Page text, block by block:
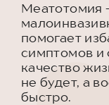
Меатотомия
помогает
симптомов и
качество
не будет, а
быстро.